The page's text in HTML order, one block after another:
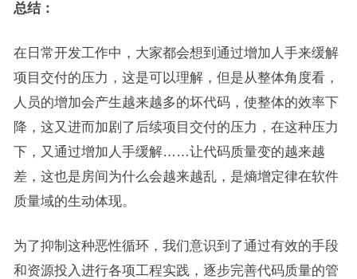
总结：
在日常开发工作中，大家都会想到通过增加人手来缓解
项目交付的压力，这是可以理解，但是从整体角度看，
人员的增加会产生越来越多的坏代码，使整体的效率下
降，这又进而加剧了后续项目交付的压力，在这种压力
下，又通过增加人手缓解……让代码质量变的越来越
差，这也是房间为什么会越来越乱，是熵增定律在软件
质量域的生动体现。
为了抑制这种恶性循环，我们意识到了通过有效的手段
和资源投入进行各项工程实践，逐步完善代码质量的管